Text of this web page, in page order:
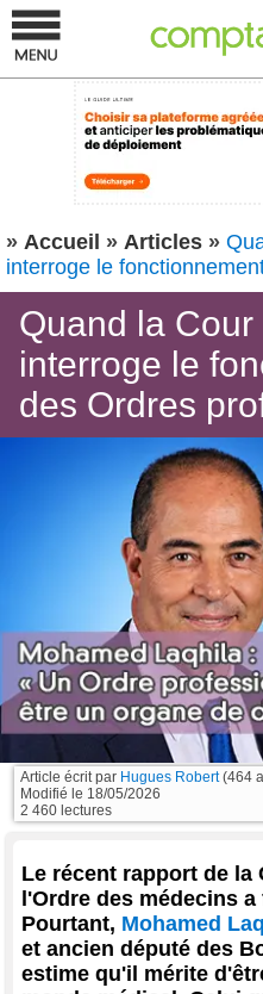
» Accueil » Articles »
interroge le
Quand la
interroge le
des Ordres
Article écrit par Hugues Robert(464
Modifié le 18/05/2026
2 460 lectures
Le récent rapport de la
l'Ordre des médecins
Pourtant, Mohamed
et ancien député des
estime qu'il mérite